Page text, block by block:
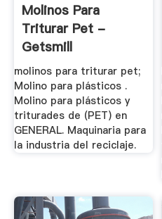
Molinos Para
Triturar Pet -
Getsmill
molinos para triturar pet;
Molino para plásticos .
Molino para plásticos y
triturades de (PET) en
GENERAL. Maquinaria para
la industria del reciclaje.